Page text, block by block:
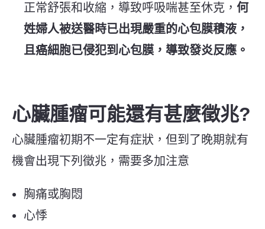
正常舒張和收縮，導致呼吸喘甚至休克， 何
姓婦人被送醫時已出現嚴重的心包膜積液，
且癌細胞已侵犯到心包膜，導致發炎反應。
心臟腫瘤可能還有甚麼徵兆?
心臟腫瘤初期不一定有症狀，但到了晚期就有
機會出現下列徵兆，需要多加注意
胸痛或胸悶
心悸